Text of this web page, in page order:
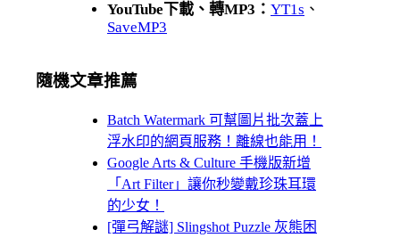
YouTube下載、轉MP3： YT1s 、
SaveMP3
隨機文章推薦
Batch Watermark 可幫圖片批次蓋上
浮水印的網頁服務！離線也能用！
Google Arts & Culture 手機版新增
「Art Filter」讓你秒變戴珍珠耳環
的少女！
[彈弓解謎] Slingshot Puzzle 灰熊困